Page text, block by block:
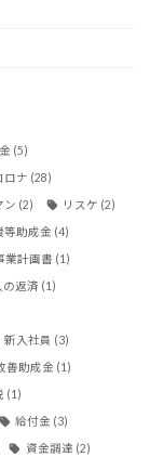
(5)
ロナ (28)
ン (2) リスケ (2)
等助成金 (4)
業計画書 (1)
の返済 (1)
新入社員 (3)
善助成金 (1)
(1)
給付金 (3)
資金調達 (2)